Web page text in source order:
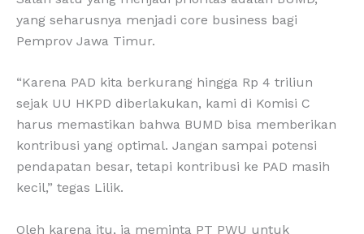
yang seharusnya menjadi core business bagi
Pemprov Jawa Timur.
“Karena PAD kita berkurang hingga Rp 4 triliun
sejak UU HKPD diberlakukan, kami di Komisi C
harus memastikan bahwa BUMD bisa memberikan
kontribusi yang optimal. Jangan sampai potensi
pendapatan besar, tetapi kontribusi ke PAD masih
kecil,” tegas Lilik.
Oleh karena itu, ia meminta PT PWU untuk